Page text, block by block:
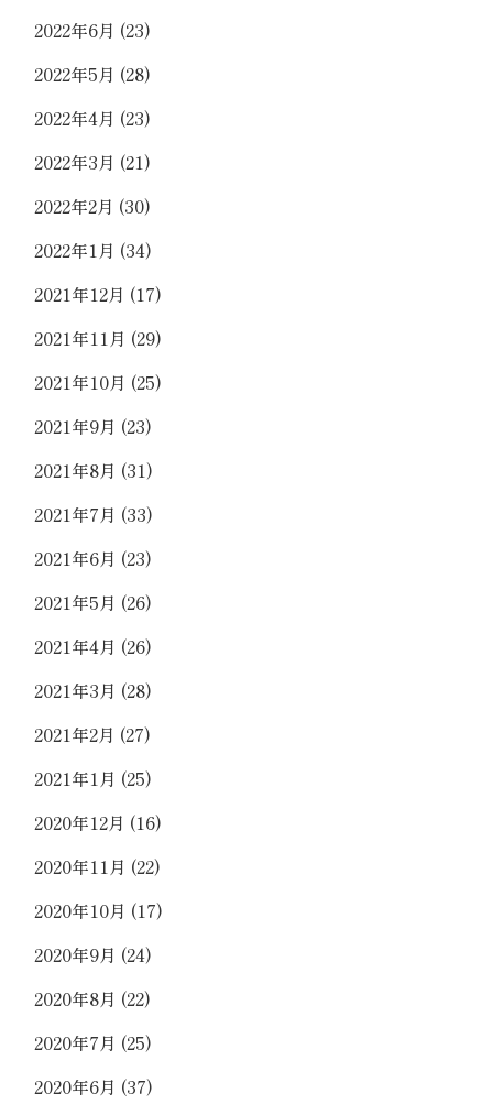
2022年6月 (23)
2022年5月 (28)
2022年4月 (23)
2022年3月 (21)
2022年2月 (30)
2022年1月 (34)
2021年12月 (17)
2021年11月 (29)
2021年10月 (25)
2021年9月 (23)
2021年8月 (31)
2021年7月 (33)
2021年6月 (23)
2021年5月 (26)
2021年4月 (26)
2021年3月 (28)
2021年2月 (27)
2021年1月 (25)
2020年12月 (16)
2020年11月 (22)
2020年10月 (17)
2020年9月 (24)
2020年8月 (22)
2020年7月 (25)
2020年6月 (37)